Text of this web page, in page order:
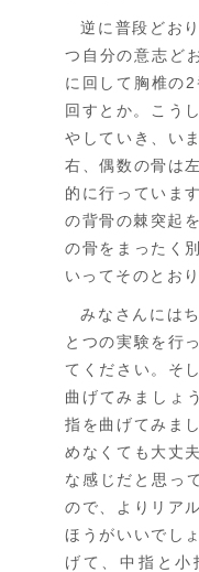
逆に普段どお
つ自分の意志ど
に回して胸椎の
回すとか。こう
やしていき、い
右、偶数の骨は
的に行っていま
の背骨の棘突起
の骨をまったく
いってそのとお
みなさんには
とつの実験を行
てください。そ
曲げてみましょ
指を曲げてみま
めなくても大丈
な感じだと思っ
ので、よりリア
ほうがいいでし
げて、中指と